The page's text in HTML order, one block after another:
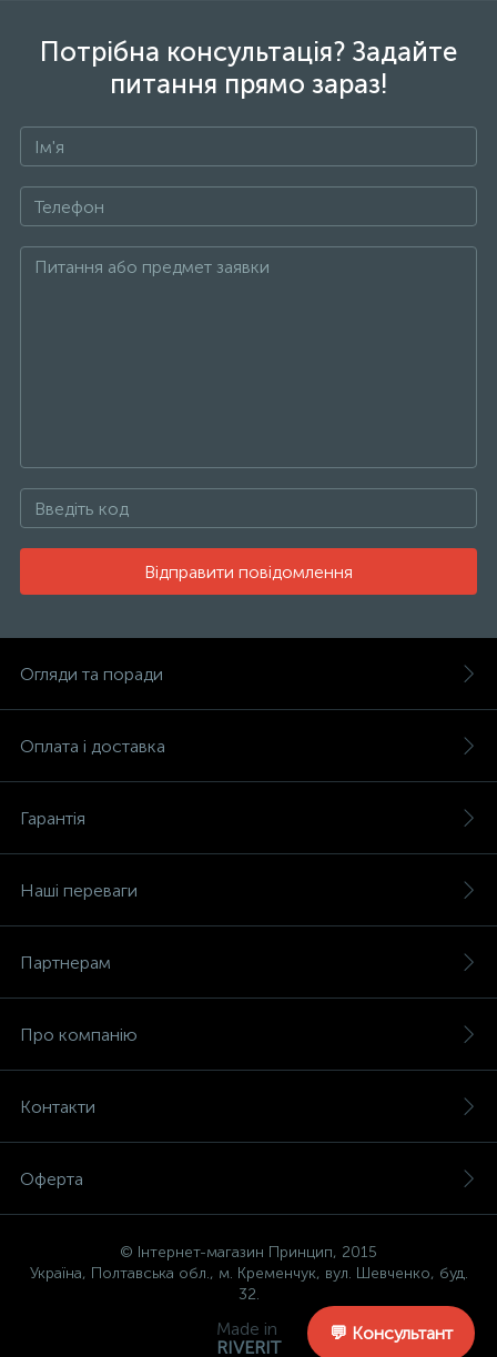
Потрібна консультація? Задайте
питання прямо зараз!
Відправити повідомлення
Огляди та поради
Оплата і доставка
Гарантія
Наші переваги
Партнерам
Про компанію
Контакти
Оферта
© Інтернет-магазин Принцип, 2015
Україна, Полтавська обл., м. Кременчук, вул. Шевченко, буд.
32.
Made in
RIVERIT
💬 Консультант